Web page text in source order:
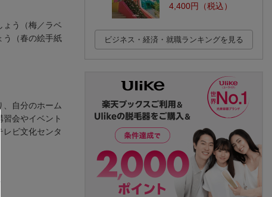
う（梅／ラベ
（春の絵手紙
自分のホーム
会やイベント
ビ文化センタ
4,400円（税込）
ビジネス・経済・就職ランキングを見る